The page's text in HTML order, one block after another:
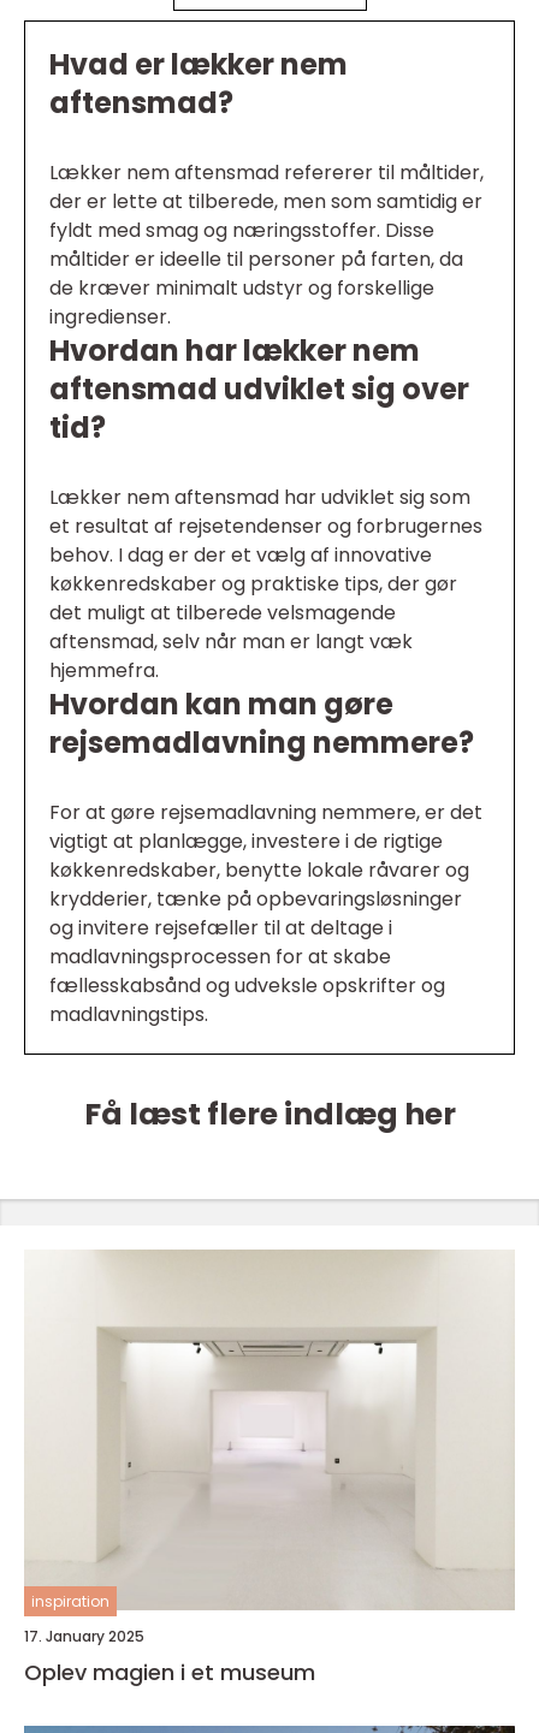
Hvad er lækker nem
aftensmad?
Lækker nem aftensmad refererer til måltider,
der er lette at tilberede, men som samtidig er
fyldt med smag og næringsstoffer. Disse
måltider er ideelle til personer på farten, da
de kræver minimalt udstyr og forskellige
ingredienser.
Hvordan har lækker nem
aftensmad udviklet sig over
tid?
Lækker nem aftensmad har udviklet sig som
et resultat af rejsetendenser og forbrugernes
behov. I dag er der et vælg af innovative
køkkenredskaber og praktiske tips, der gør
det muligt at tilberede velsmagende
aftensmad, selv når man er langt væk
hjemmefra.
Hvordan kan man gøre
rejsemadlavning nemmere?
For at gøre rejsemadlavning nemmere, er det
vigtigt at planlægge, investere i de rigtige
køkkenredskaber, benytte lokale råvarer og
krydderier, tænke på opbevaringsløsninger
og invitere rejsefæller til at deltage i
madlavningsprocessen for at skabe
fællesskabsånd og udveksle opskrifter og
madlavningstips.
Få læst flere indlæg her
inspiration
17. January 2025
Oplev magien i et museum